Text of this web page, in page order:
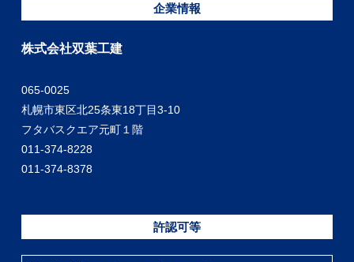
企業情報
株式会社双葉工建
065-0025
札幌市東区北25条東18丁目3-10
フタバスクエア元町１階
011-374-8228
011-374-8378
許認可等